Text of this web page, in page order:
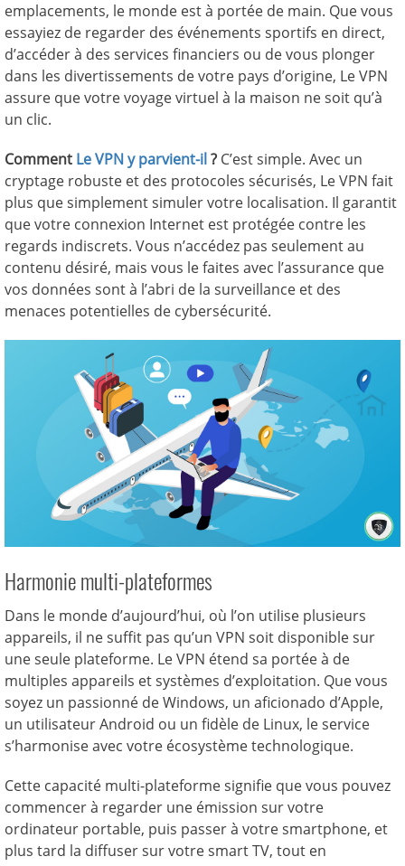
emplacements, le monde est à portée de main. Que vous
essayiez de regarder des événements sportifs en direct,
d’accéder à des services financiers ou de vous plonger
dans les divertissements de votre pays d’origine, Le VPN
assure que votre voyage virtuel à la maison ne soit qu’à
un clic.
Comment Le VPN y parvient-il? C’est simple. Avec un
cryptage robuste et des protocoles sécurisés, Le VPN fait
plus que simplement simuler votre localisation. Il garantit
que votre connexion Internet est protégée contre les
regards indiscrets. Vous n’accédez pas seulement au
contenu désiré, mais vous le faites avec l’assurance que
vos données sont à l’abri de la surveillance et des
menaces potentielles de cybersécurité.
Harmonie multi-plateformes
Dans le monde d’aujourd’hui, où l’on utilise plusieurs
appareils, il ne suffit pas qu’un VPN soit disponible sur
une seule plateforme. Le VPN étend sa portée à de
multiples appareils et systèmes d’exploitation. Que vous
soyez un passionné de Windows, un aficionado d’Apple,
un utilisateur Android ou un fidèle de Linux, le service
s’harmonise avec votre écosystème technologique.
Cette capacité multi-plateforme signifie que vous pouvez
commencer à regarder une émission sur votre
ordinateur portable, puis passer à votre smartphone, et
plus tard la diffuser sur votre smart TV, tout en